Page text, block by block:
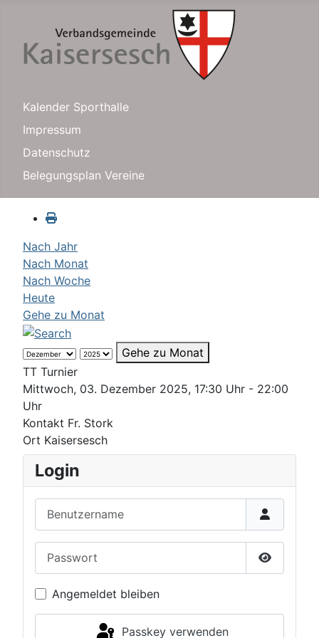
Kalender Sporthalle
Impressum
Datenschutz
Belegungsplan Vereine
Nach Jahr
Nach Monat
Nach Woche
Heute
Gehe zu Monat
Gehe zu Monat
TT Turnier
Mittwoch, 03. Dezember 2025, 17:30 Uhr - 22:00
Uhr
Kontakt Fr. Stork
Ort Kaisersesch
Login
Passwort
Angemeldet bleiben
Passkey verwenden